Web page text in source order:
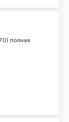
полная